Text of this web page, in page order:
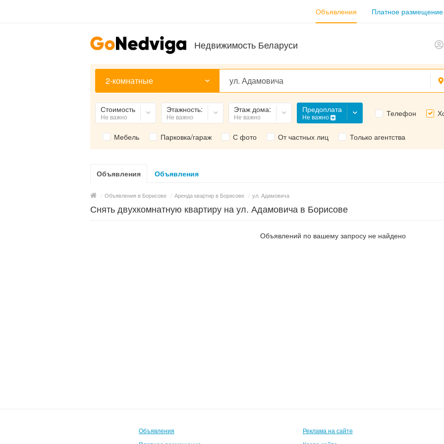
Объявления Платное размещение
Недвижимость Беларуси
2-комнатные
Стоимость
Не важно
Этажность:
Не важно
Этаж дома:
Не важно
Предоплата
Не важно Телефон
Мебель Парковка/гараж С фото От частных лиц Только агентства
Объявления Объявления
/ Объявления в Борисове / Аренда квартир в Борисове / ул. Адамовича
Снять двухкомнатную квартиру на ул. Адамовича в Борисове
Объявлений по вашему запросу не найдено
Объявления
Реклама на сайте